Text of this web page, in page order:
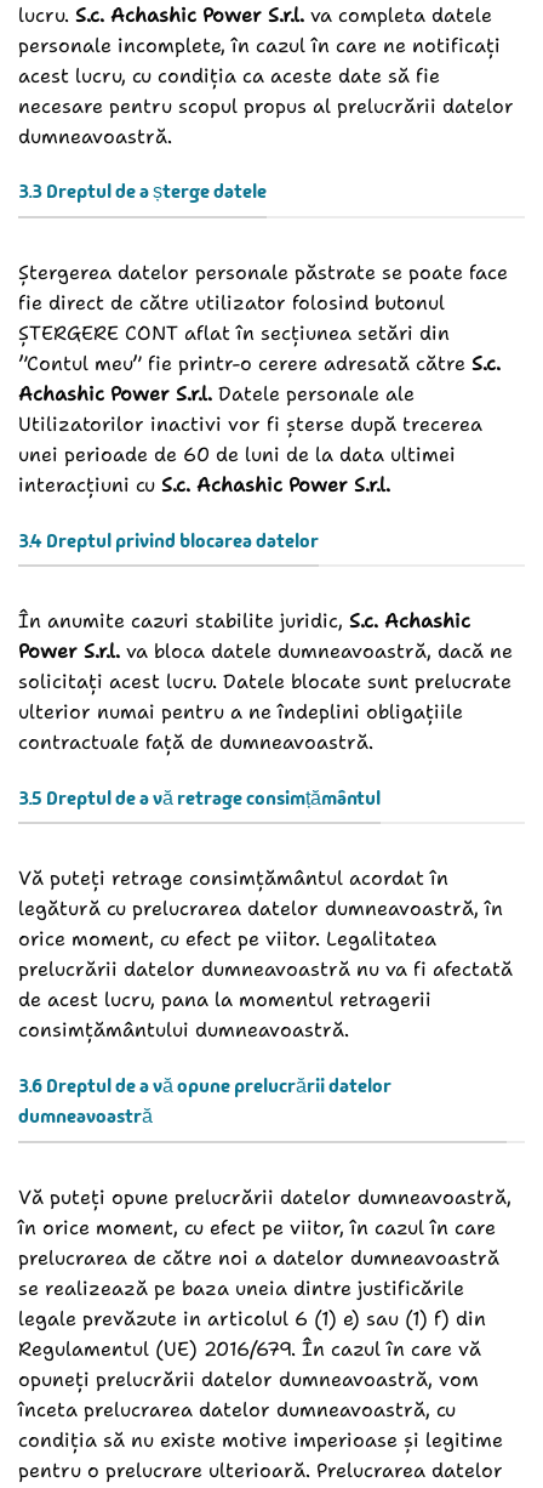
lucru. S.c. Achashic Power S.r.l. va completa datele
personale incomplete, în cazul în care ne notificați
acest lucru, cu condiția ca aceste date să fie
necesare pentru scopul propus al prelucrării datelor
dumneavoastră.
3.3 Dreptul de a șterge datele
Ștergerea datelor personale păstrate se poate face
fie direct de către utilizator folosind butonul
ȘTERGERE CONT aflat în secțiunea setări din
”Contul meu” fie printr-o cerere adresată către S.c.
Achashic Power S.r.l. Datele personale ale
Utilizatorilor inactivi vor fi șterse după trecerea
unei perioade de 60 de luni de la data ultimei
interacțiuni cu S.c. Achashic Power S.r.l.
3.4 Dreptul privind blocarea datelor
În anumite cazuri stabilite juridic, S.c. Achashic
Power S.r.l. va bloca datele dumneavoastră, dacă ne
solicitați acest lucru. Datele blocate sunt prelucrate
ulterior numai pentru a ne îndeplini obligațiile
contractuale față de dumneavoastră.
3.5 Dreptul de a vă retrage consimțământul
Vă puteți retrage consimțământul acordat în
legătură cu prelucrarea datelor dumneavoastră, în
orice moment, cu efect pe viitor. Legalitatea
prelucrării datelor dumneavoastră nu va fi afectată
de acest lucru, pana la momentul retragerii
consimțământului dumneavoastră.
3.6 Dreptul de a vă opune prelucrării datelor
dumneavoastră
Vă puteți opune prelucrării datelor dumneavoastră,
în orice moment, cu efect pe viitor, în cazul în care
prelucrarea de către noi a datelor dumneavoastră
se realizează pe baza uneia dintre justificările
legale prevăzute in articolul 6 (1) e) sau (1) f) din
Regulamentul (UE) 2016/679. În cazul în care vă
opuneți prelucrării datelor dumneavoastră, vom
înceta prelucrarea datelor dumneavoastră, cu
condiția să nu existe motive imperioase și legitime
pentru o prelucrare ulterioară. Prelucrarea datelor